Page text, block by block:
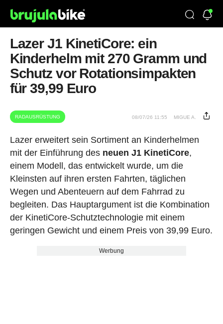
Lazer J1 KinetiCore: ein
Kinderhelm mit 270 Gramm und
Schutz vor Rotationsimpakten
für 39,99 Euro
RADAUSRÜSTUNG 08/07/26 11:55 MIGUE A.
Lazer erweitert sein Sortiment an Kinderhelmen
mit der Einführung des neuen J1 KinetiCore,
einem Modell, das entwickelt wurde, um die
Kleinsten auf ihren ersten Fahrten, täglichen
Wegen und Abenteuern auf dem Fahrrad zu
begleiten. Das Hauptargument ist die Kombination
der KinetiCore-Schutztechnologie mit einem
geringen Gewicht und einem Preis von 39,99 Euro.
Werbung